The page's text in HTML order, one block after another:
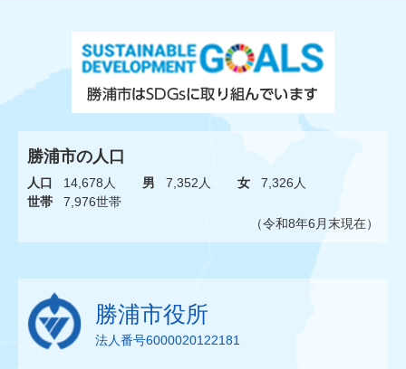
勝浦市の人口
人口 14,678人 男 7,352人 女
7,326人
世帯
7,976世帯
（令和8年6月末現在）
勝浦市役所
法人番号6000020122181